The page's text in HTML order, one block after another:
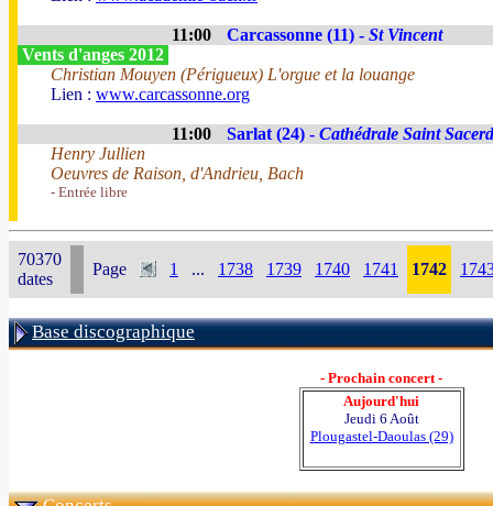
11:00 Carcassonne (11) - St Vincent
Vents d'anges 2012
Christian Mouyen (Périgueux) L'orgue et la louange
Lien : www.carcassonne.org
11:00 Sarlat (24) - Cathédrale Saint
Henry Jullien
Oeuvres de Raison, d'Andrieu, Bach
- Entrée libre
70370
dates
Page 1 ... 1738 1739 1740 1741 1742
Base discographique
- Prochain concert -
Aujourd'hui
Jeudi 6 Août
Plougastel-Daoulas (29)